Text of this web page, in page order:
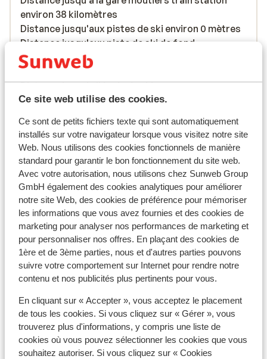
Ce site web utilise des cookies.
Ce sont de petits fichiers texte qui sont automatiquement
installés sur votre navigateur lorsque vous visitez notre site
Web. Nous utilisons des cookies fonctionnels de manière
standard pour garantir le bon fonctionnement du site web.
Avec votre autorisation, nous utilisons chez Sunweb Group
GmbH également des cookies analytiques pour améliorer
notre site Web, des cookies de préférence pour mémoriser
les informations que vous avez fournies et des cookies de
marketing pour analyser nos performances de marketing et
pour personnaliser nos offres. En plaçant des cookies de
1ère et de 3ème parties, nous et d'autres parties pouvons
suivre votre comportement sur Internet pour rendre notre
contenu et nos publicités plus pertinents pour vous.
En cliquant sur « Accepter », vous acceptez le placement
de tous les cookies. Si vous cliquez sur « Gérer », vous
trouverez plus d'informations, y compris une liste de
cookies où vous pouvez sélectionner les cookies que vous
souhaitez autoriser. Si vous cliquez sur « Cookies
environ 38 kilomètres
Distance jusqu'aux pistes de ski environ 0 mètres
Distance jusqu'aux piste de ski de fond
Distance jusqu'aux remontées mécaniques
environ 20 mètres
Distance jusqu'a l'école de ski
Distance à la supérette la plus proche
Forfait, cours et matériel de ski
Forfait remontées mécaniques
Cours de ski
Matériel de ski
Autres hébergements - Val Thorens
Hôtel Le Val Thorens
Résidence Les Ancolies